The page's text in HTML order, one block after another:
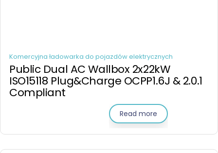
Komercyjna ładowarka do pojazdów elektrycznych
Public Dual AC Wallbox 2x22kW
ISO15118 Plug&Charge OCPP1.6J & 2.0.1
Compliant
Read more